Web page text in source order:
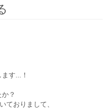
す...！
？
ておりまして、